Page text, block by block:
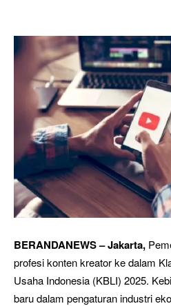
BERANDANEWS – Jakarta,
profesi konten kreator ke dalam
Usaha Indonesia (KBLI) 2025.
baru dalam pengaturan industri